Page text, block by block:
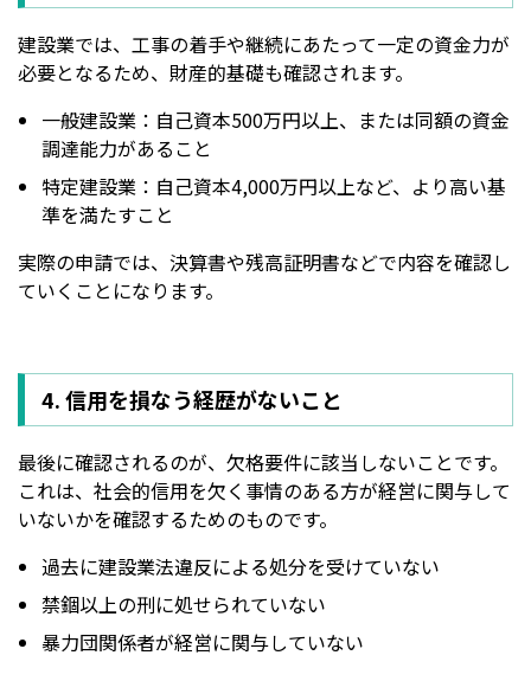
建設業では、工事の着手や継続にあたって一定の資金力が
必要となるため、財産的基礎も確認されます。
一般建設業：自己資本500万円以上、または同額の資金
調達能力があること
特定建設業：自己資本4,000万円以上など、より高い基
準を満たすこと
実際の申請では、決算書や残高証明書などで内容を確認し
ていくことになります。
4. 信用を損なう経歴がないこと
最後に確認されるのが、欠格要件に該当しないことです。
これは、社会的信用を欠く事情のある方が経営に関与して
いないかを確認するためのものです。
過去に建設業法違反による処分を受けていない
禁錮以上の刑に処せられていない
暴力団関係者が経営に関与していない